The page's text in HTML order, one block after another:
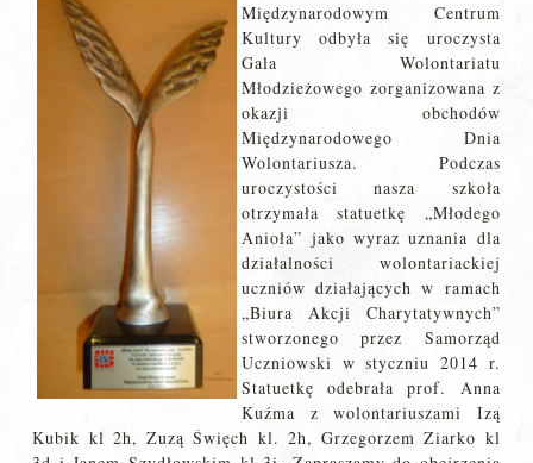
Międzynarodowym Centrum
Kultury odbyła się uroczysta
Gala Wolontariatu
Młodzieżowego zorganizowana z
okazji obchodów
Międzynarodowego Dnia
Wolontariusza. Podczas
uroczystości nasza szkoła
otrzymała statuetkę „Młodego
Anioła” jako wyraz uznania dla
działalności wolontariackiej
uczniów działających w ramach
„Biura Akcji Charytatywnych”
stworzonego przez Samorząd
Uczniowski w styczniu 2014 r.
Statuetkę odebrała prof. Anna
Kuźma z wolontariuszami Izą
Kubik kl 2h, Zuzą Święch kl. 2h, Grzegorzem Ziarko kl